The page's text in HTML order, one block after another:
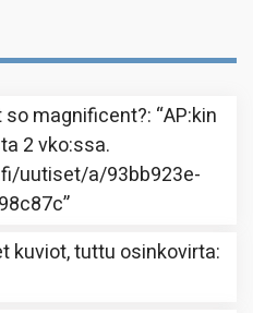
so magnificent?: “AP:kin
2 vko:ssa.
uutiset/a/93bb923e-
”
kuviot, tuttu osinkovirta: